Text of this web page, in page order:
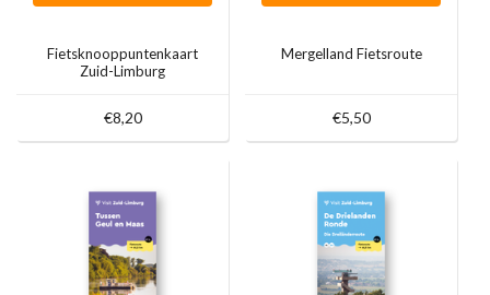
Fietsknooppuntenkaart
Zuid-Limburg
€8,20
Mergelland Fietsroute
€5,50